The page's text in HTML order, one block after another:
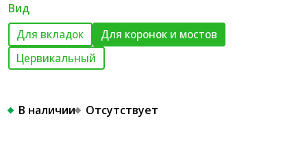
Вид
Для вкладок
Для коронок и мостов
Цервикальный
В наличии Отсутствует